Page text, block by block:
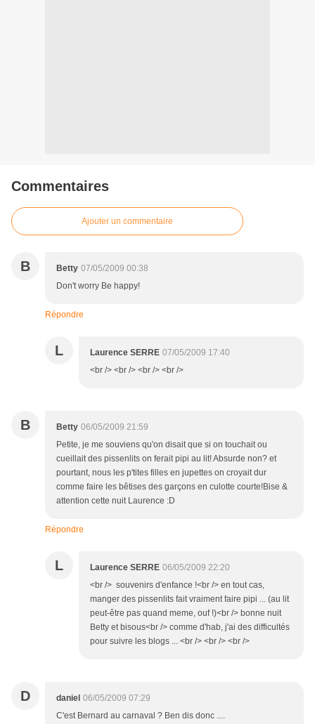
Commentaires
Ajouter un commentaire
B Betty 07/05/2009 00:38
Don't worry Be happy!
Répondre
L Laurence SERRE 07/05/2009 17:40
<br /> <br /> <br /> <br />
B Betty 06/05/2009 21:59
Petite, je me souviens qu'on disait que si on touchait ou
cueillait des pissenlits on ferait pipi au lit! Absurde non? et
pourtant, nous les p'tites filles en jupettes on croyait dur
comme faire les bêtises des garçons en culotte courte!Bise &
attention cette nuit Laurence :D
Répondre
L Laurence SERRE 06/05/2009 22:20
<br /> souvenirs d'enfance !<br /> en tout cas,
manger des pissenlits fait vraiment faire pipi ... (au lit
peut-être pas quand meme, ouf !)<br /> bonne nuit
Betty et bisous<br /> comme d'hab, j'ai des difficultés
pour suivre les blogs ... <br /> <br /> <br />
D daniel 06/05/2009 07:29
C'est Bernard au carnaval ? Ben dis donc ....